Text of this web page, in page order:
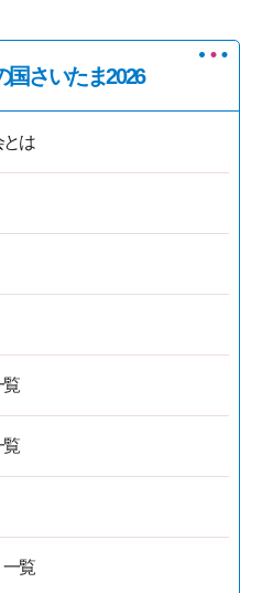
さいたま2026
は
覧
覧
覧